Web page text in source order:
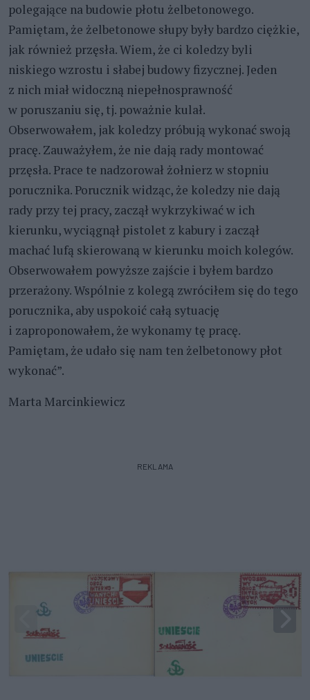
polegające na budowie płotu żelbetonowego.
Pamiętam, że żelbetonowe słupy były bardzo ciężkie,
jak również przęsła. Wiem, że ci koledzy byli
niskiego wzrostu i słabej budowy fizycznej. Jeden
z nich miał widoczną niepełnosprawność
w poruszaniu się, tj. poważnie kulał.
Obserwowałem, jak koledzy próbują wykonać swoją
pracę. Zauważyłem, że nie dają rady montować
przęsła. Prace te nadzorował żołnierz w stopniu
porucznika. Porucznik widząc, że koledzy nie dają
rady przy tej pracy, zaczął wykrzykiwać w ich
kierunku, wyciągnął pistolet z kabury i zaczął
machać lufą skierowaną w kierunku moich kolegów.
Obserwowałem powyższe zajście i byłem bardzo
przerażony. Wspólnie z kolegą zwróciłem się do tego
porucznika, aby uspokoić całą sytuację
i zaproponowałem, że wykonamy tę pracę.
Pamiętam, że udało się nam ten żelbetonowy płot
wykonać”.
Marta Marcinkiewicz
REKLAMA